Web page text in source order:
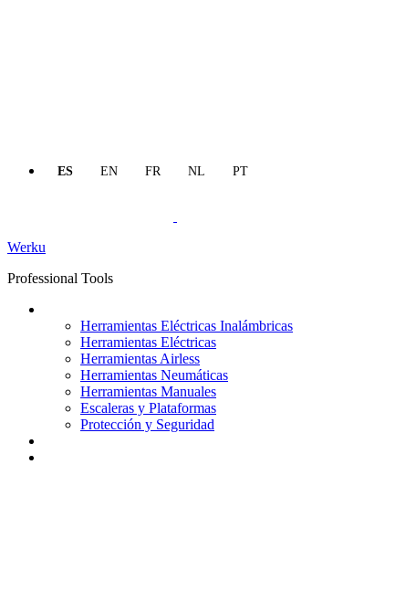
ES EN FR NL PT
Werku
Professional Tools
Herramientas Eléctricas Inalámbricas
Herramientas Eléctricas
Herramientas Airless
Herramientas Neumáticas
Herramientas Manuales
Escaleras y Plataformas
Protección y Seguridad